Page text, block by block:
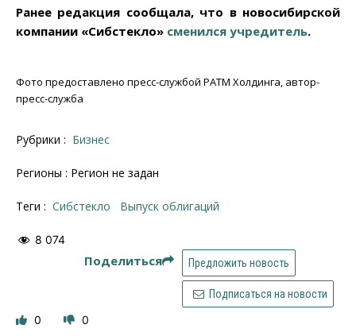
Ранее редакция сообщала, что в новосибирской
компании «Сибстекло» сменился учредитель.
Фото предоставлено пресс-службой РАТМ Холдинга, автор-
пресс-служба
Рубрики : Бизнес
Регионы : Регион не задан
Теги : Сибстекло Выпуск облигаций
8 074
Поделиться Предложить новость
Подписаться на новости
0 0